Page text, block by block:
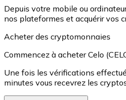
Depuis votre mobile ou
nos plateformes et acquérir vos
Acheter des cryptomonnaies
Commencez à acheter Celo
Une fois les vérifications
minutes vous recevrez les